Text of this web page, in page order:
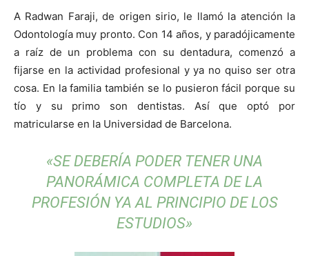
A Radwan Faraji, de origen sirio, le llamó la atención la
Odontología muy pronto. Con 14 años, y paradójicamente
a raíz de un problema con su dentadura, comenzó a
fijarse en la actividad profesional y ya no quiso ser otra
cosa. En la familia también se lo pusieron fácil porque su
tío y su primo son dentistas. Así que optó por
matricularse en la Universidad de Barcelona.
«SE DEBERÍA PODER TENER UNA
PANORÁMICA COMPLETA DE LA
PROFESIÓN YA AL PRINCIPIO DE LOS
ESTUDIOS»